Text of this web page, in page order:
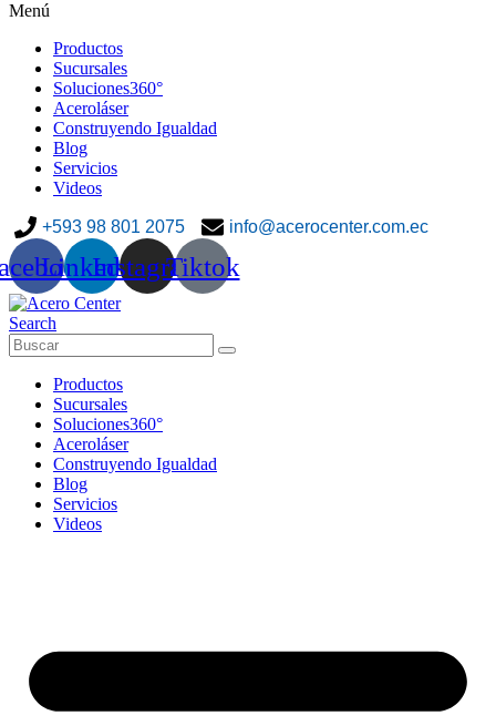
Menú
Productos
Sucursales
Soluciones360°
Aceroláser
Construyendo Igualdad
Blog
Servicios
Videos
+593 98 801 2075 info@acerocenter.com.ec
LinkedinInstagramTiktok
Search
Productos
Sucursales
Soluciones360°
Aceroláser
Construyendo Igualdad
Blog
Servicios
Videos